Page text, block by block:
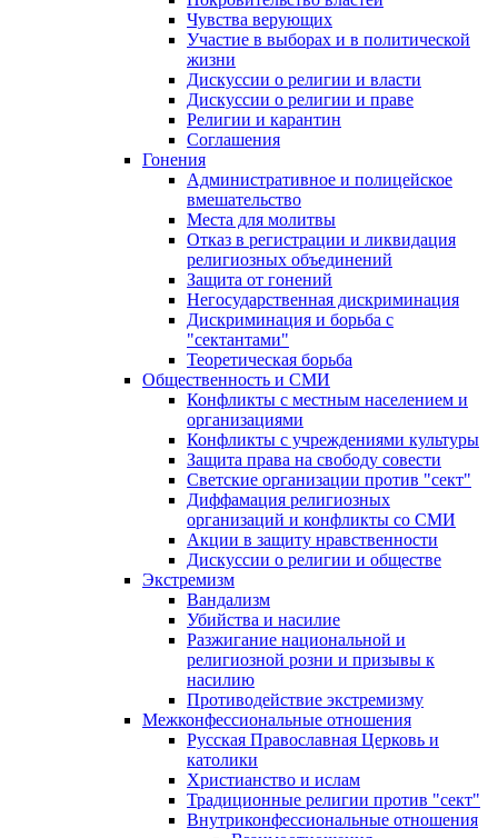
Чувства верующих
Участие в выборах и в политической
жизни
Дискуссии о религии и власти
Дискуссии о религии и праве
Религии и карантин
Соглашения
Гонения
Административное и полицейское
вмешательство
Места для молитвы
Отказ в регистрации и ликвидация
религиозных объединений
Защита от гонений
Негосударственная дискриминация
Дискриминация и борьба с
"сектантами"
Теоретическая борьба
Общественность и СМИ
Конфликты с местным населением и
организациями
Конфликты с учреждениями культуры
Защита права на свободу совести
Светские организации против "сект"
Диффамация религиозных
организаций и конфликты со СМИ
Акции в защиту нравственности
Дискуссии о религии и обществе
Экстремизм
Вандализм
Убийства и насилие
Разжигание национальной и
религиозной розни и призывы к
насилию
Противодействие экстремизму
Межконфессиональные отношения
Русская Православная Церковь и
католики
Христианство и ислам
Традиционные религии против "сект"
Внутриконфессиональные отношения